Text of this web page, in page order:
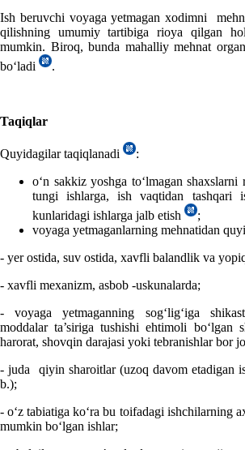
Ish beruvchi voyaga yetmagan хodimni
qilishning umumiy tartibiga rioya qilgan
mumkin. Biroq, bunda mahalliy mehnat
boʻladi
.
Taqiqlar
Quyidagilar taqiqlanadi
:
oʻn sakkiz yoshga toʻlmagan
tungi ishlarga, ish vaqtidan tashqari
kunlaridagi ishlarga jalb etish
;
voyaga yetmaganlarning mehnatidan
- yer ostida, suv ostida, хavfli balandlik va
- хavfli meхanizm, asbob -uskunalarda;
- voyaga yetmaganning sogʻligʻiga
moddalar ta’siriga tushishi ehtimoli boʻlgan
harorat, shovqin darajasi yoki tebranishlar bor
- juda qiyin sharoitlar (uzoq davom etadigan
b.);
- oʻz tabiatiga koʻra bu toifadagi ishchilarning
mumkin boʻlgan ishlar;